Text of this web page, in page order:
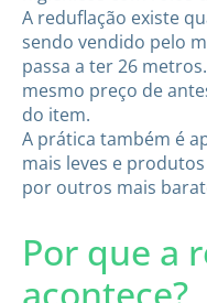
A reduflação existe
sendo vendido pelo
passa a ter 26
mesmo preço de
do item.
A prática também é
mais leves e
por outros mais
Por que a